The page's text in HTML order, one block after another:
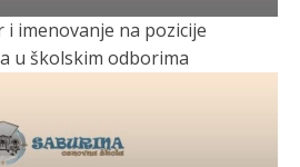
i imenovanje na pozicije
u školskim odborima